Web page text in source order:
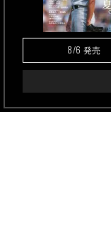
8/6 発売